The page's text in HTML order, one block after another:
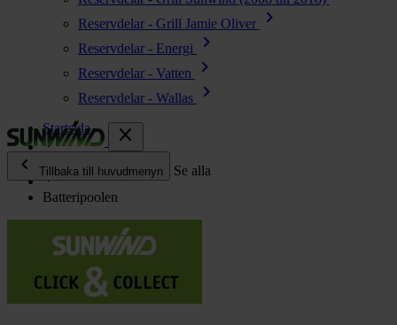
Reservdelar - Grill Jamie Oliver chevron_right
Reservdelar - Energi chevron_right
Reservdelar - Vatten chevron_right
Reservdelar - Wallas
chevron_right
close
chevron_left
Tillbaka till huvudmenyn Se alla
chevron_right
Kök & Gasol chevron_right
Värme chevron_right
Vatten chevron_right
Startsida
Batteripoolen